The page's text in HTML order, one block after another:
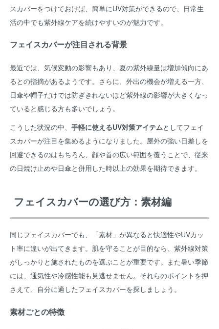
スカバーをつけておけば、簡単にUV対策ができるので、日常生
活の中でも紫外線ケアを続けやすいのが魅力です。
フェイスカバーが注目される背景
最近では、気候変動の影響もあり、夏の紫外線量は増加傾向にあ
るとの指摘があるようです。さらに、外出の機会が増える一方、
日傘や帽子だけでは防ぎきれないほど紫外線の影響が大きくなっ
ていると感じる方も多いでしょう。
こうした状況の中、 手軽に使えるUV対策アイテムとしてフェイ
スカバーが注目を集めるようになりました。屋外の強い日差しを
回避できるのはもちろん、顔や首の広い範囲を覆うことで、従来
の日焼け止めや日傘と併用した時以上の効果を期待できます。
フェイスカバーの選び方：素材編
同じフェイスカバーでも、「素材」が異なると快適性やUVカッ
ト率に違いが出てきます。肌を守ることが目的なら、紫外線対策
がしっかりと施されたものを選ぶことが重要です。また暑い季節
には、通気性や冷感性能も見逃せません。それらのポイントを押
さえて、自分に適したフェイスカバーを探しましょう。
素材ごとの特徴